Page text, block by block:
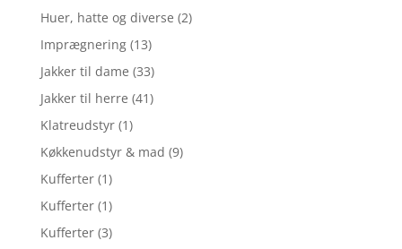
Huer, hatte og diverse (2)
Imprægnering (13)
Jakker til dame (33)
Jakker til herre (41)
Klatreudstyr (1)
Køkkenudstyr & mad (9)
Kufferter (1)
Kufferter (1)
Kufferter (3)